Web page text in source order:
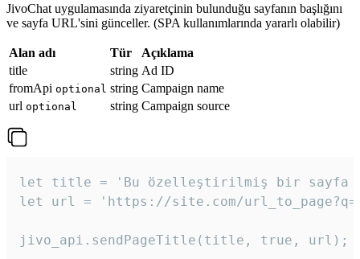
JivoChat uygulamasında ziyaretçinin bulunduğu sayfanın başlığını
ve sayfa URL'sini günceller. (SPA kullanımlarında yararlı olabilir)
Alan adı Tür
Açıklama
title
string Ad ID
fromApi optional string Campaign name
url optional string Campaign source
let title = 'Bu özelleştirilmiş bir sayfa
let url = 'https://site.com/
jivo_api.sendPageTitle(title, true, url);